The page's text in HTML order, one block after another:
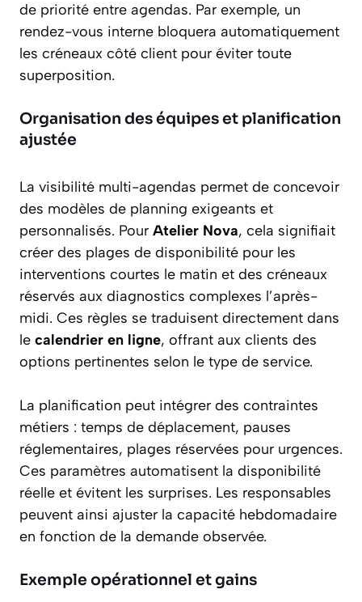
de priorité entre agendas. Par exemple, un
rendez-vous interne bloquera automatiquement
les créneaux côté client pour éviter toute
superposition.
Organisation des équipes et planification
ajustée
La visibilité multi-agendas permet de concevoir
des modèles de planning exigeants et
personnalisés. Pour Atelier Nova, cela signifiait
créer des plages de disponibilité pour les
interventions courtes le matin et des créneaux
réservés aux diagnostics complexes l’après-
midi. Ces règles se traduisent directement dans
le calendrier en ligne, offrant aux clients des
options pertinentes selon le type de service.
La planification peut intégrer des contraintes
métiers : temps de déplacement, pauses
réglementaires, plages réservées pour urgences.
Ces paramètres automatisent la disponibilité
réelle et évitent les surprises. Les responsables
peuvent ainsi ajuster la capacité hebdomadaire
en fonction de la demande observée.
Exemple opérationnel et gains